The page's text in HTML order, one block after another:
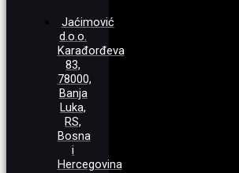
Jaćimović
d.o.o.
Karađorđeva
83,
78000,
Banja
Luka,
RS,
Bosna
i
Hercegovina